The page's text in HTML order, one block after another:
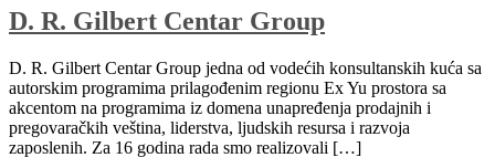
Group
D. R. Gilbert Centar Group
D. R. Gilbert Centar Group jedna od vodećih konsultanskih kuća sa
autorskim programima prilagođenim regionu Ex Yu prostora sa
akcentom na programima iz domena unapređenja prodajnih i
pregovaračkih veština, liderstva, ljudskih resursa i razvoja
zaposlenih. Za 16 godina rada smo realizovali […]